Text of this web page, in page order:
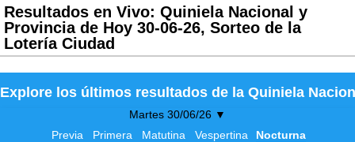
Resultados en Vivo: Quiniela Nacional y
Provincia de Hoy 30-06-26, Sorteo de la
Lotería Ciudad
Explore los últimos resultados de la Quiniela
Martes 30/06/26 ▼
Previa
Primera Matutina Vespertina Nocturna